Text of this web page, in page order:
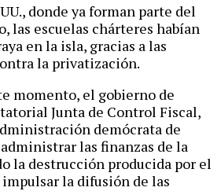
donde ya forman parte del
las escuelas chárteres habían
en la isla, gracias a las
la privatización.
momento, el gobierno de
Junta de Control Fiscal,
demócrata de
las finanzas de la
la destrucción producida por el
la difusión de las